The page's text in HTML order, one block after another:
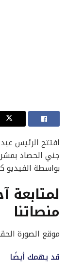
افتتح الرئيس
جني الحصاد
بواسطة الفيديو
لمتابعة
منصاتنا
موقع الصورة
قد يهمك أيضًا